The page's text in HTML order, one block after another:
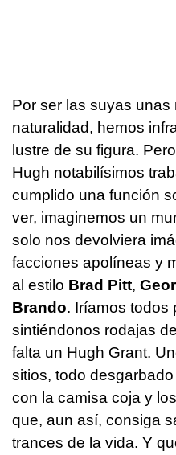
Por ser las suyas
naturalidad, hemos
lustre de su figura.
Hugh notabilísimos
cumplido una función
ver, imaginemos un
solo nos devolviera
facciones apolíneas y
al estilo Brad Pitt,
Brando. Iríamos todos
sintiéndonos rodajas
falta un Hugh Grant.
sitios, todo
con la camisa coja y
que, aun así, consiga
trances de la vida. Y